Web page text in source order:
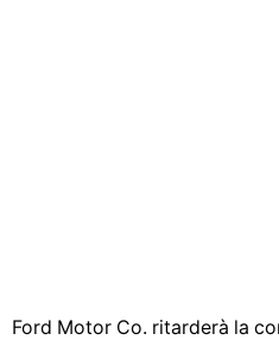
Ford Motor Co. ritarderà la